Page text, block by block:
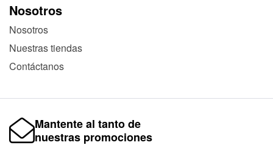
Nosotros
Nosotros
Nuestras tiendas
Contáctanos
Mantente al tanto de
nuestras promociones